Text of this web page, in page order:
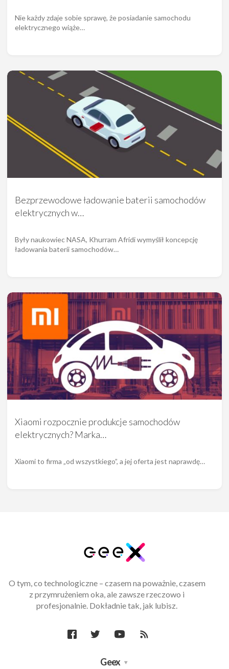
Nie każdy zdaje sobie sprawę, że posiadanie samochodu
elektrycznego wiąże…
Bezprzewodowe ładowanie baterii samochodów
elektrycznych w…
Były naukowiec NASA, Khurram Afridi wymyślił koncepcję
ładowania baterii samochodów…
Xiaomi rozpocznie produkcje samochodów
elektrycznych? Marka…
Xiaomi to firma „od wszystkiego”, a jej oferta jest naprawdę…
O tym, co technologiczne – czasem na poważnie, czasem
z przymrużeniem oka, ale zawsze rzeczowo i
profesjonalnie. Dokładnie tak, jak lubisz.
Geex